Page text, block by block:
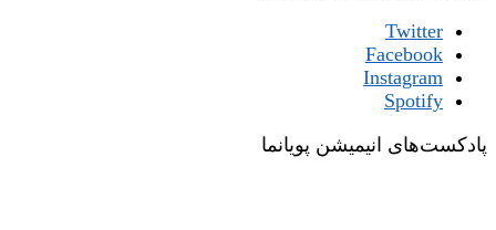
Twitter
Facebook
Instagram
Spotify
پادکست‌های انیمیشن پویانما